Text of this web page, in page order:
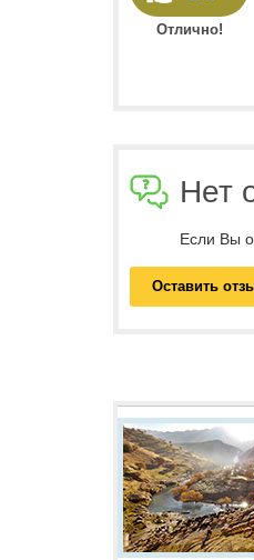
Отлично!
Нет
Если Вы
Оставить